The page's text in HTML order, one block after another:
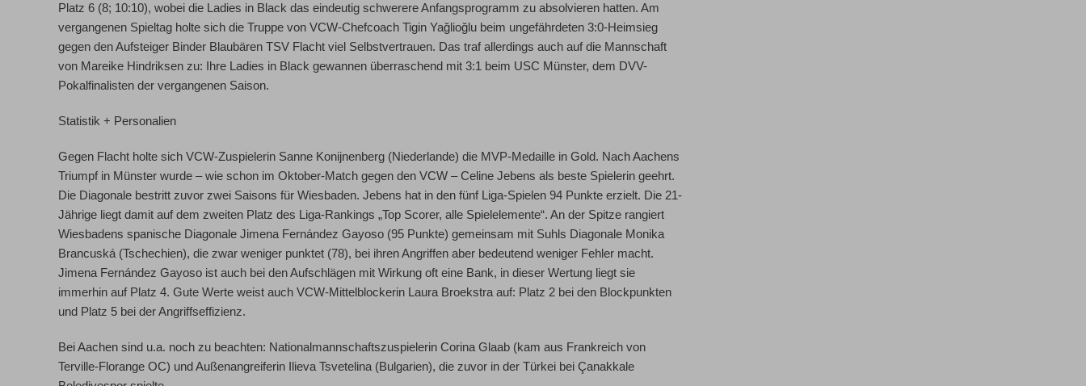
Platz 6 (8; 10:10), wobei die Ladies in Black das eindeutig schwerere Anfangsprogramm zu absolvieren hatten. Am
vergangenen Spieltag holte sich die Truppe von VCW-Chefcoach Tigin Yağlioğlu beim ungefährdeten 3:0-Heimsieg
gegen den Aufsteiger Binder Blaubären TSV Flacht viel Selbstvertrauen. Das traf allerdings auch auf die Mannschaft
von Mareike Hindriksen zu: Ihre Ladies in Black gewannen überraschend mit 3:1 beim USC Münster, dem DVV-
Pokalfinalisten der vergangenen Saison.
Statistik + Personalien
Gegen Flacht holte sich VCW-Zuspielerin Sanne Konijnenberg (Niederlande) die MVP-Medaille in Gold. Nach Aachens
Triumpf in Münster wurde – wie schon im Oktober-Match gegen den VCW –Celine Jebens als beste Spielerin geehrt.
Die Diagonale bestritt zuvor zwei Saisons für Wiesbaden. Jebens hat in den fünf Liga-Spielen 94 Punkte erzielt. Die 21-
Jährige liegt damit auf dem zweiten Platz des Liga-Rankings „Top Scorer, alle Spielelemente“. An der Spitze rangiert
Wiesbadens spanische Diagonale Jimena Fernández Gayoso (95 Punkte) gemeinsam mit Suhls Diagonale Monika
Brancuská (Tschechien), die zwar weniger punktet (78), bei ihren Angriffen aber bedeutend weniger Fehler macht.
Jimena Fernández Gayoso ist auch bei den Aufschlägen mit Wirkung oft eine Bank, in dieser Wertung liegt sie
immerhin auf Platz 4. Gute Werte weist auch VCW-Mittelblockerin Laura Broekstra auf: Platz 2 bei den Blockpunkten
und Platz 5 bei der Angriffseffizienz.
Bei Aachen sind u.a. noch zu beachten: Nationalmannschaftszuspielerin Corina Glaab (kam aus Frankreich von
Terville-Florange OC) und Außenangreiferin Ilieva Tsvetelina (Bulgarien), die zuvor in der Türkei bei Çanakkale